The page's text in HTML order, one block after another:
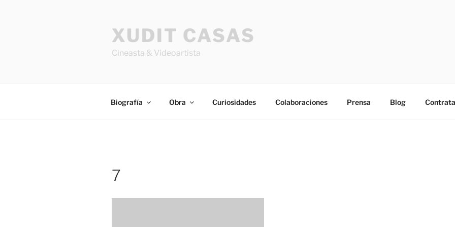
XUDIT CASAS
Cineasta & Videoartista
Biografía Obra Curiosidades Colaboraciones Prensa Blog
7